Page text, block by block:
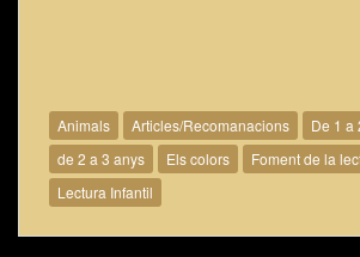
Animals Articles/Recomanacions
De 1 a
de 2 a 3 anys
Els colors
Foment de la
Lectura Infantil